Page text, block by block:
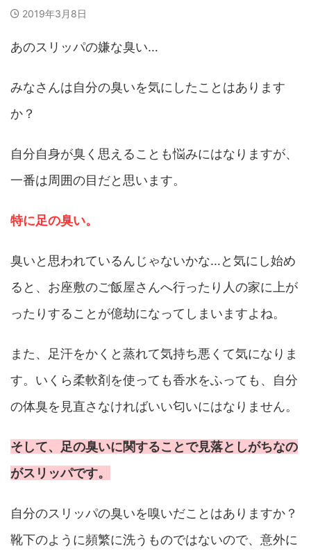
2019年3月8日
あのスリッパの嫌な臭い…
みなさんは自分の臭いを気にしたことはあります
か？
自分自身が臭く思えることも悩みにはなりますが、
一番は周囲の目だと思います。
特に足の臭い。
臭いと思われているんじゃないかな…と気にし始め
ると、お座敷のご飯屋さんへ行ったり人の家に上が
ったりすることが億劫になってしまいますよね。
また、足汗をかくと蒸れて気持ち悪くて気になりま
す。いくら柔軟剤を使っても香水をふっても、自分
の体臭を見直さなければいい匂いにはなりません。
そして、足の臭いに関することで見落としがちなの
がスリッパです。
自分のスリッパの臭いを嗅いだことはありますか？
靴下のように頻繁に洗うものではないので、意外に